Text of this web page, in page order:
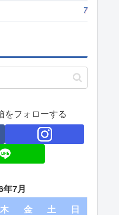
7
をフォローする
年7月
木 金 土 日